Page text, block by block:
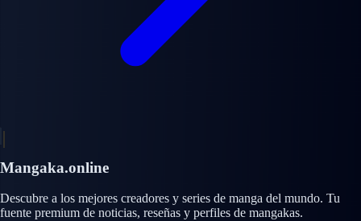
Mangaka.online
Descubre a los mejores creadores y series de manga del mundo. Tu
fuente premium de noticias, reseñas y perfiles de mangakas.